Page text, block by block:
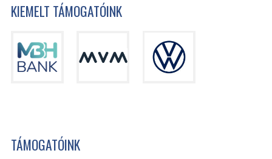
KIEMELT TÁMOGATÓINK
TÁMOGATÓINK